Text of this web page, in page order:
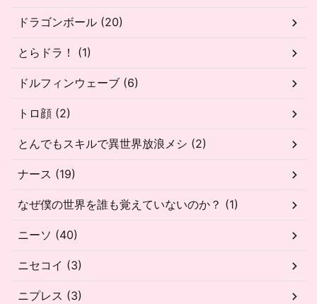
ドラゴンボール (20)
とらドラ！ (1)
ドルフィンウェーブ (6)
トロ顔 (2)
とんでもスキルで異世界放浪メシ (2)
ナース (19)
なぜ僕の世界を誰も覚えていないのか？ (1)
ニーソ (40)
ニセコイ (3)
ニプレス (3)